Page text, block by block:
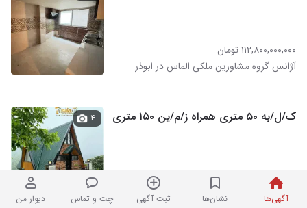
آگهی‌ها نشان‌ها ثبت آگهی چت و تماس دیوار من
۱۱۲,۸۰۰,۰۰۰,۰۰۰ تومان
آژانس گروه مشاورین ملکی الماس در ابوذر
ک/ل/به ۵۰ متری همراه ز/م/ین ۱۵۰ متری
۱,۴۲۵,۰۰۰,۰۰۰ تومان
هلدینگ (بهشتی) آینده شمال در ابوذر
۴